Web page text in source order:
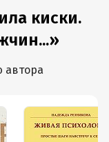
киски.
автора